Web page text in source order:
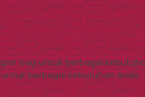
bag untuk berbagai
berbagai kebutuhan